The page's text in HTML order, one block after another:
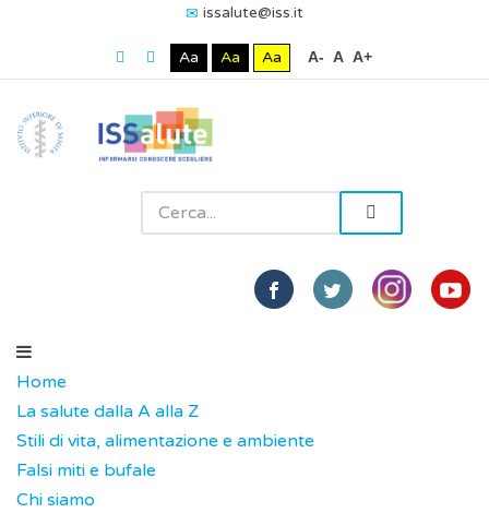
issalute@iss.it
Aa Aa Aa A- A A+
Home
La salute dalla A alla Z
Stili di vita, alimentazione e ambiente
Falsi miti e bufale
Chi siamo